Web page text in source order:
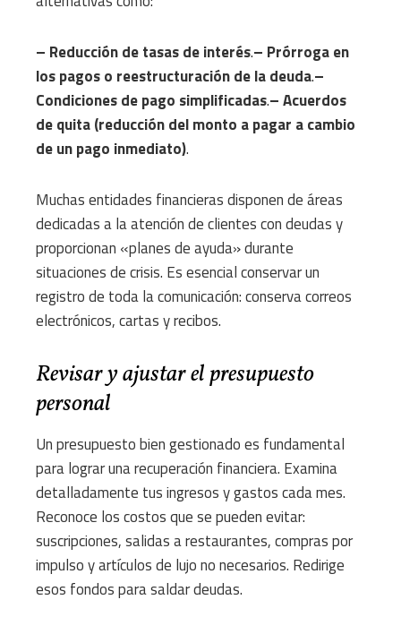
– Reducción de tasas de interés.– Prórroga en
los pagos o reestructuración de la deuda.–
Condiciones de pago simplificadas.– Acuerdos
de quita (reducción del monto a pagar a cambio
de un pago inmediato).
Muchas entidades financieras disponen de áreas
dedicadas a la atención de clientes con deudas y
proporcionan «planes de ayuda» durante
situaciones de crisis. Es esencial conservar un
registro de toda la comunicación: conserva correos
electrónicos, cartas y recibos.
Revisar y ajustar el presupuesto
personal
Un presupuesto bien gestionado es fundamental
para lograr una recuperación financiera. Examina
detalladamente tus ingresos y gastos cada mes.
Reconoce los costos que se pueden evitar:
suscripciones, salidas a restaurantes, compras por
impulso y artículos de lujo no necesarios. Redirige
esos fondos para saldar deudas.